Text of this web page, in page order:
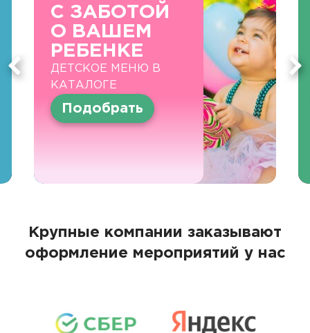
С ЗАБОТОЙ
О ВАШЕМ
РЕБЕНКЕ
ДЕТСКОЕ МЕНЮ В
КАТАЛОГЕ
Подобрать
Крупные компании заказывают
оформление мероприятий у нас